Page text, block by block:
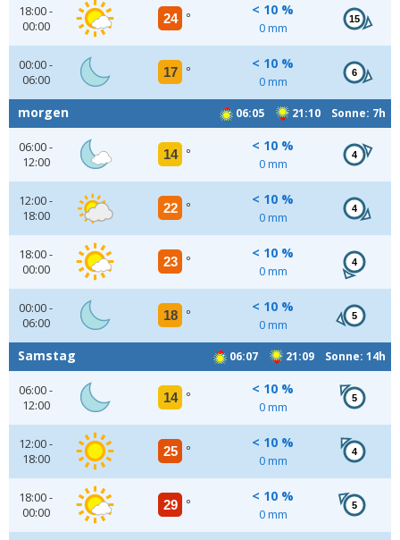
18:00 -
00:00
24 °
< 10 %
0 mm
15
00:00 -
06:00
17 °
< 10 %
0 mm
6
06:05 21:10 Sonne: 7h
morgen
06:00 -
12:00
14 °
< 10 %
0 mm
4
12:00 -
18:00
22 °
< 10 %
0 mm
4
18:00 -
00:00
23 °
< 10 %
0 mm
4
00:00 -
06:00
18 °
< 10 %
0 mm
5
06:07 21:09 Sonne: 14h
Samstag
06:00 -
12:00
14 °
< 10 %
0 mm
5
12:00 -
18:00
25 °
< 10 %
0 mm
4
18:00 -
00:00
29 °
< 10 %
0 mm
5